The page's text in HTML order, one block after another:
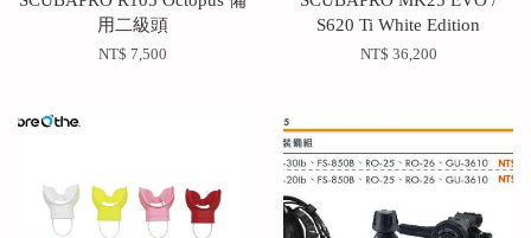
用二級頭
NT$ 7,500
S620 Ti White Edition
NT$ 36,200